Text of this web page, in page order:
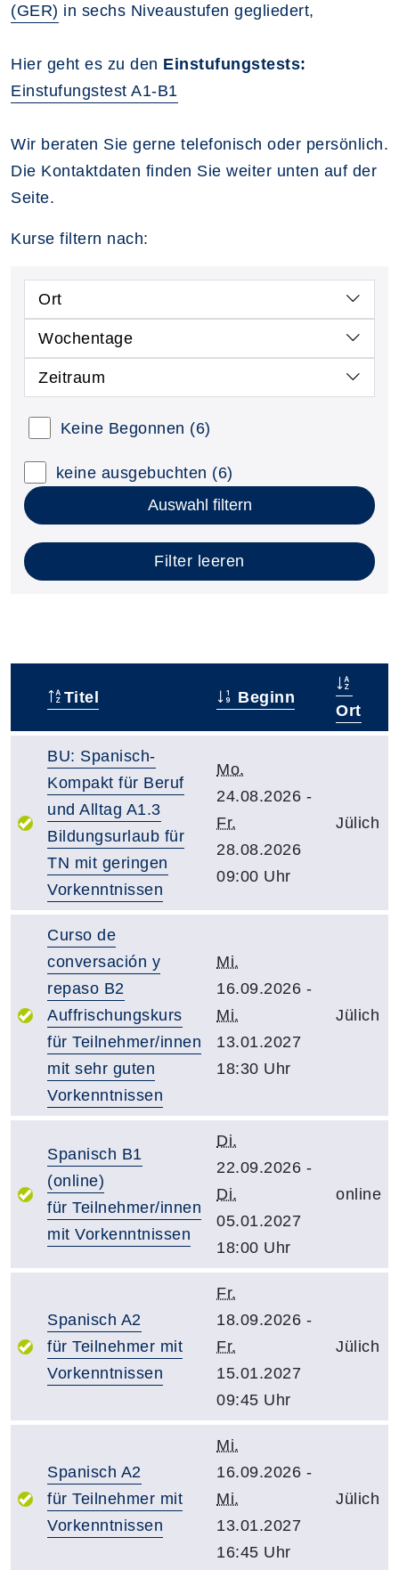
(GER) in sechs Niveaustufen gegliedert,
Hier geht es zu den Einstufungstests:
Einstufungstest A1-B1
Wir beraten Sie gerne telefonisch oder persönlich.
Die Kontaktdaten finden Sie weiter unten auf der
Seite.
Kurse filtern nach:
Ort
Wochentage
Zeitraum
Keine Begonnen (6)
keine ausgebuchten (6)
Auswahl filtern
Filter leeren
Titel Beginn
Ort
BU: Spanisch-
Kompakt für Beruf
und Alltag A1.3
Bildungsurlaub für
TN mit geringen
Vorkenntnissen
Mo.
24.08.2026 -
Fr.
28.08.2026
09:00 Uhr
Jülich
Curso de
conversación y
repaso B2
Auffrischungskurs
für Teilnehmer/innen
mit sehr guten
Vorkenntnissen
Mi.
16.09.2026 -
Mi.
13.01.2027
18:30 Uhr
Jülich
Spanisch B1
(online)
für Teilnehmer/innen
mit Vorkenntnissen
Di.
22.09.2026 -
Di.
05.01.2027
18:00 Uhr
online
Spanisch A2
für Teilnehmer mit
Vorkenntnissen
Fr.
18.09.2026 -
Fr.
15.01.2027
09:45 Uhr
Jülich
Spanisch A2
für Teilnehmer mit
Vorkenntnissen
Mi.
16.09.2026 -
Mi.
13.01.2027
16:45 Uhr
Jülich